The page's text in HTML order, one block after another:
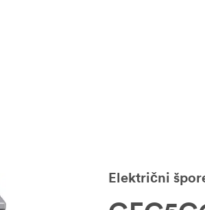
Električni